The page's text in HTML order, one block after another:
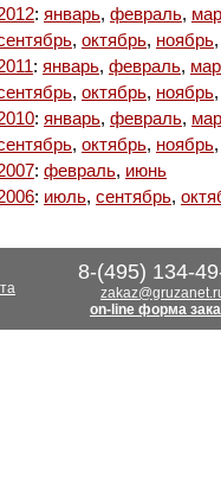
: январь, февраль,
, октябрь, ноябрь
: январь, февраль,
, октябрь, ноябрь
: январь, февраль,
, октябрь, ноябрь
: февраль, июнь
: июль, сентябрь,
8-(495) 134-
on-line форма